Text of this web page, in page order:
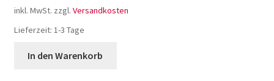
inkl. MwSt. zzgl. Versandkosten
Lieferzeit: 1-3 Tage
In den Warenkorb